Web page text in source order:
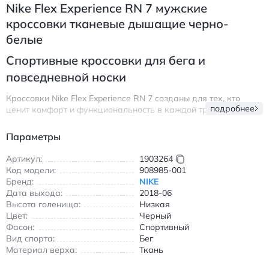
Nike Flex Experience RN 7 мужские
кроссовки тканевые дышащие черно-
белые
Спортивные кроссовки для бега и
повседневной носки
Кроссовки Nike Flex Experience RN 7 созданы для тех, кто
ценит комфорт и функциональность в каждой тренировке.
воздухопроницаемость, позволяя ногам дышать даже во
время интенсивных занятий. Амортизирующая подошва мягко
поглощает ударные нагрузки, делая каждый шаг легким и
безопасным для суставов.
Модель сочетает в себе стиль и практичность: черно-белая
цветовая гамма подходит как для спортивных занятий, так и
для прогулок в городе. Низкий профиль обеспечивает
свободу движений, а эргономичная форма повторяет
естественные изгибы стопы. Прочная резиновая подошва
гарантирует надежное сцепление с любой поверхностью —
от беговой дорожки до асфальта.
подробнее
Параметры
Артикул:
1903264
Код модели:
908985-001
Бренд:
NIKE
Дата выхода:
2018-06
Высота голенища:
Низкая
Цвет:
Черный
Фасон:
Спортивный
Вид спорта:
Бег
Материал верха:
Ткань